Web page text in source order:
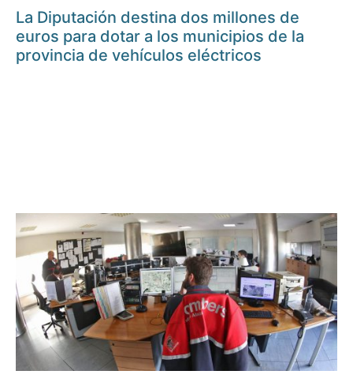
La Diputación destina dos millones de
euros para dotar a los municipios de la
provincia de vehículos eléctricos